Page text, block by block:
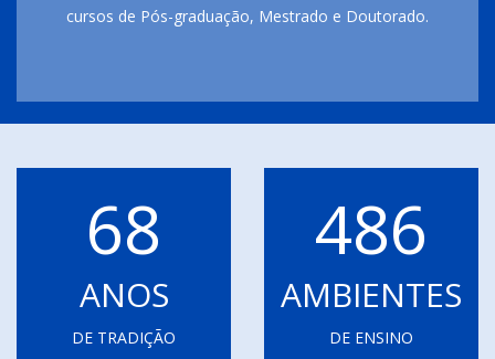
cursos de Pós-graduação, Mestrado e Doutorado.
68
ANOS
DE TRADIÇÃO
486
AMBIENTES
DE ENSINO